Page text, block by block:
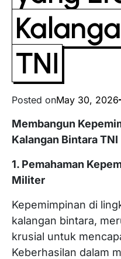
TNI
Posted onMay 30, 2026
Membangun
Kalangan Bintara TNI
1. Pemahaman
Militer
Kepemimpinan di
kalangan bintara,
krusial untuk
Keberhasilan dalam